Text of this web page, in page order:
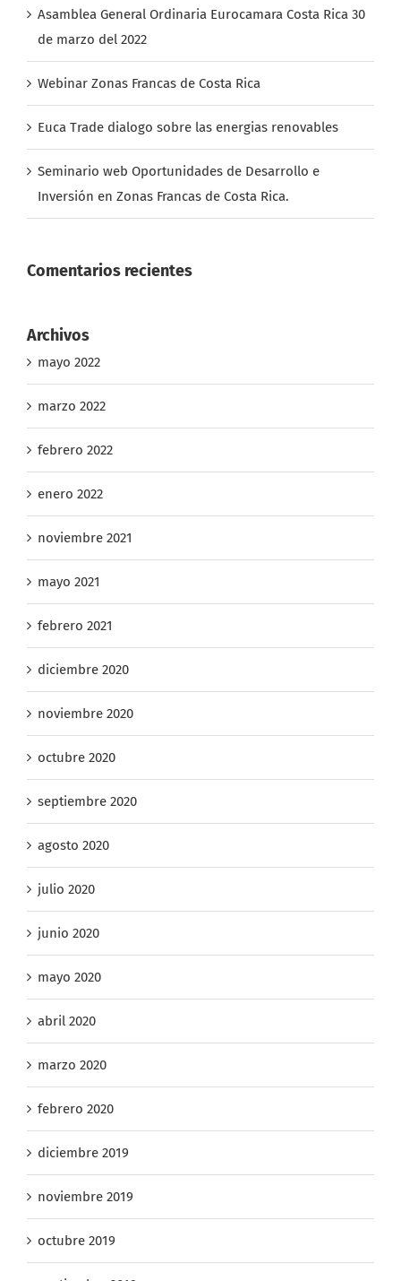
Asamblea General Ordinaria Eurocamara Costa Rica 30
de marzo del 2022
Webinar Zonas Francas de Costa Rica
Euca Trade dialogo sobre las energias renovables
Seminario web Oportunidades de Desarrollo e
Inversión en Zonas Francas de Costa Rica.
Comentarios recientes
Archivos
mayo 2022
marzo 2022
febrero 2022
enero 2022
noviembre 2021
mayo 2021
febrero 2021
diciembre 2020
noviembre 2020
octubre 2020
septiembre 2020
agosto 2020
julio 2020
junio 2020
mayo 2020
abril 2020
marzo 2020
febrero 2020
diciembre 2019
noviembre 2019
octubre 2019